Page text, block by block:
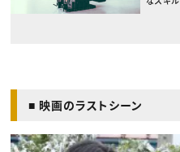
■ 映画のラストシーン